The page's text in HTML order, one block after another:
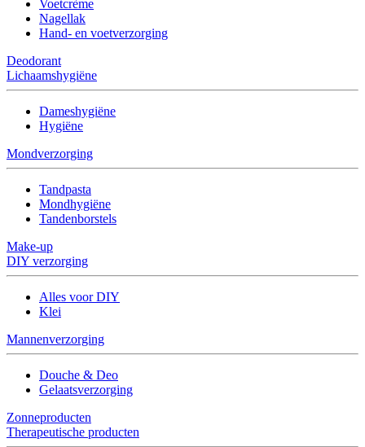
Voetcrème
Nagellak
Hand- en voetverzorging
Deodorant
Lichaamshygiëne
Dameshygiëne
Hygiëne
Mondverzorging
Tandpasta
Mondhygiëne
Tandenborstels
Make-up
DIY verzorging
Alles voor DIY
Klei
Mannenverzorging
Douche & Deo
Gelaatsverzorging
Zonneproducten
Therapeutische producten